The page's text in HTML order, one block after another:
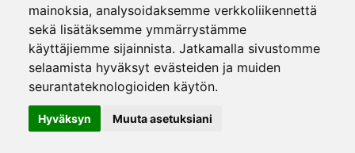
mainoksia, analysoidaksemme verkkoliikennettä
sekä lisätäksemme ymmärrystämme
käyttäjiemme sijainnista. Jatkamalla sivustomme
selaamista hyväksyt evästeiden ja muiden
seurantateknologioiden käytön.
Hyväksyn Muuta asetuksiani